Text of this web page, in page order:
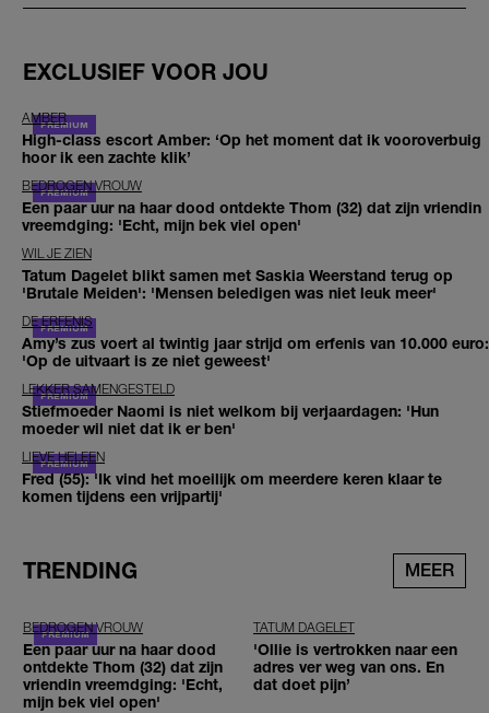
EXCLUSIEF VOOR JOU
AMBER
High-class escort Amber: ‘Op het moment dat ik vooroverbuig
hoor ik een zachte klik’
BEDROGEN VROUW
Een paar uur na haar dood ontdekte Thom (32) dat zijn vriendin
vreemdging: 'Echt, mijn bek viel open'
WIL JE ZIEN
Tatum Dagelet blikt samen met Saskia Weerstand terug op
'Brutale Meiden': 'Mensen beledigen was niet leuk meer'
DE ERFENIS
Amy’s zus voert al twintig jaar strijd om erfenis van 10.000 euro:
'Op de uitvaart is ze niet geweest'
LEKKER SAMENGESTELD
Stiefmoeder Naomi is niet welkom bij verjaardagen: 'Hun
moeder wil niet dat ik er ben'
LIEVE HELEEN
Fred (55): 'Ik vind het moeilijk om meerdere keren klaar te
komen tijdens een vrijpartij'
TRENDING MEER
BEDROGEN VROUW
Een paar uur na haar dood
ontdekte Thom (32) dat zijn
vriendin vreemdging: 'Echt,
mijn bek viel open'
TATUM DAGELET
'Ollie is vertrokken naar een
adres ver weg van ons. En
dat doet pijn’